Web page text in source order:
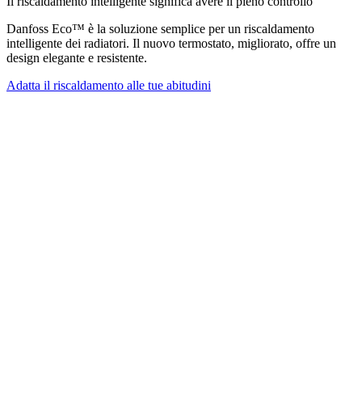
Danfoss Eco™ è la soluzione semplice per un riscaldamento
intelligente dei radiatori. Il nuovo termostato, migliorato, offre un
design elegante e resistente.
Adatta il riscaldamento alle tue abitudini